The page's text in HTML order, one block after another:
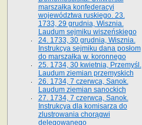
marszałka konfederacyi
województwa ruskiego. 23.
1733, 29 grudnia, Wisznia.
Laudum sejmiku wiszeńskiego
24. 1733, 30 grudnia, Wisznia.
Instrukcya sejmiku dana posłom
do marszałka w. koronnego
25. 1734, 30 kwietnia, Przemyśl.
Laudum ziemian przemyskich
26. 1734, 7 czerwca, Sanok.
Laudum ziemian sanockich
27. 1734, 7 czerwca, Sanok.
Instrukcya dla komisarza do
zlustrowania chorągwi
delegowanego